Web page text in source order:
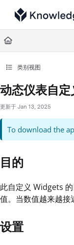
Documentation
Fetch the complete
Use this file to discover all
类别视图
动态仪表自
更新于 Jan 13, 2025
To download the
目的
此自定义 Widgets
值。当数值越来越接
设置